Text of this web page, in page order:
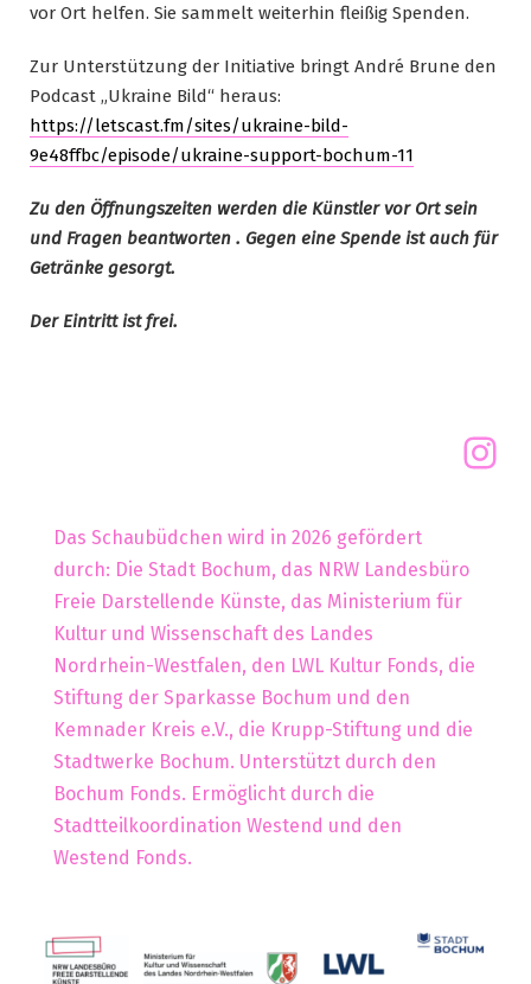
vor Ort helfen. Sie sammelt weiterhin fleißig Spenden.
Zur Unterstützung der Initiative bringt André Brune den
Podcast „Ukraine Bild“ heraus:
https://letscast.fm/sites/ukraine-bild-
9e48ffbc/episode/ukraine-support-bochum-11
Zu den Öffnungszeiten werden die Künstler vor Ort sein
und Fragen beantworten . Gegen eine Spende ist auch für
Getränke gesorgt.
Der Eintritt ist frei.
Das Schaubüdchen wird in 2026 gefördert
durch: Die Stadt Bochum, das NRW Landesbüro
Freie Darstellende Künste, das Ministerium für
Kultur und Wissenschaft des Landes
Nordrhein-Westfalen, den LWL Kultur Fonds, die
Stiftung der Sparkasse Bochum und den
Kemnader Kreis e.V., die Krupp-Stiftung und die
Stadtwerke Bochum. Unterstützt durch den
Bochum Fonds. Ermöglicht durch die
Stadtteilkoordination Westend und den
Westend Fonds.